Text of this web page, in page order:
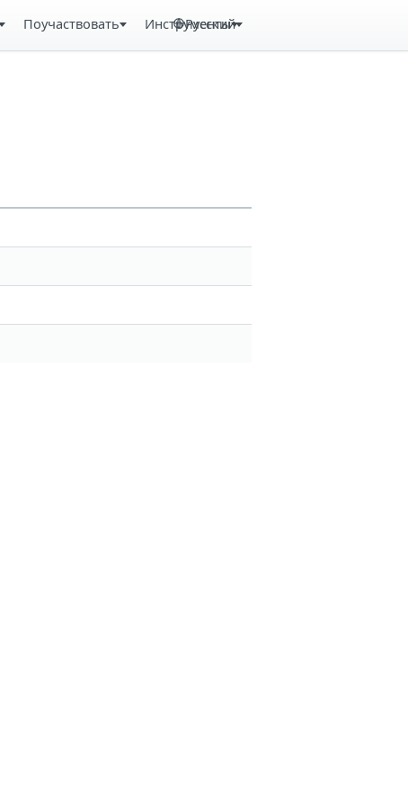
Поучаствовать Инструменты
Русский